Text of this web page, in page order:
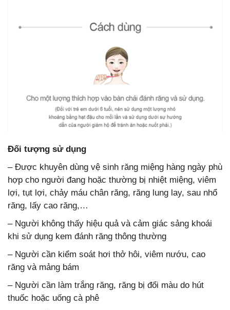
Đối tượng sử dụng
– Được khuyên dùng vệ sinh răng miệng hàng ngày phù
hợp cho người đang hoặc thường bị nhiệt miệng, viêm
lợi, tụt lợi, chảy máu chân răng, răng lung lay, sau nhổ
răng, lấy cao răng,…
– Người không thấy hiệu quả và cảm giác sảng khoái
khi sử dụng kem đánh răng thông thường
– Người cần kiểm soát hơi thở hôi, viêm nướu, cao
răng và mảng bám
– Người cần làm trắng răng, răng bị đổi màu do hút
thuốc hoặc uống cà phê